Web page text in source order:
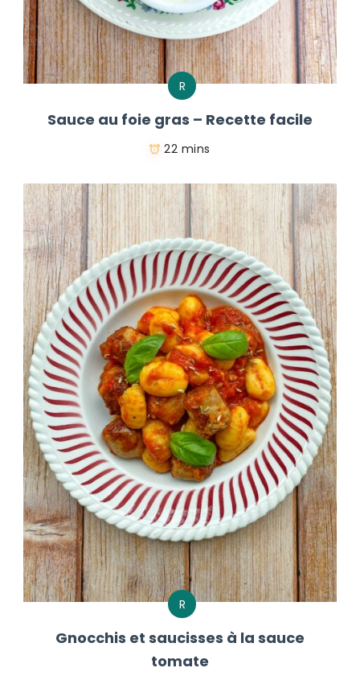
R
Sauce au foie gras – Recette facile
22 mins
R
Gnocchis et saucisses à la sauce
tomate